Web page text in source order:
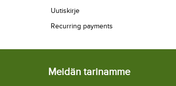
Uutiskirje
Recurring payments
Meidän tarinamme